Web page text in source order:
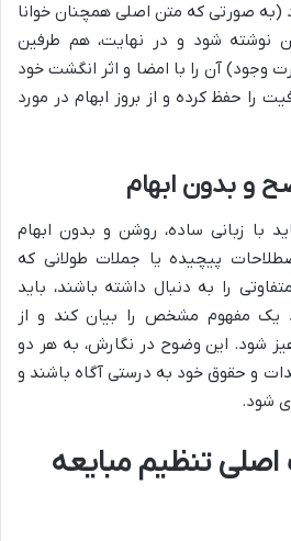
صورتی که متن اصلی همچنان خوانا
نوشته شود و در نهایت، هم طرفین
وجود) آن را با امضا و اثر انگشت خود
را حفظ کرده و از بروز ابهام در مورد
و بدون ابهام
با زبانی ساده، روشن و بدون ابهام
پیچیده یا جملات طولانی که
را به دنبال داشته باشند، باید
یک مفهوم مشخص را بیان کند و از
شود. این وضوح در نگارش، به هر دو
و حقوق خود به درستی آگاه باشند و
شود.
تنظیم مبایعه